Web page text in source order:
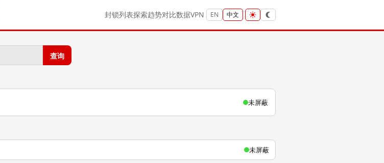
封锁列表探索趋势对比数据VPN EN 中文
查询
未屏蔽
未屏蔽